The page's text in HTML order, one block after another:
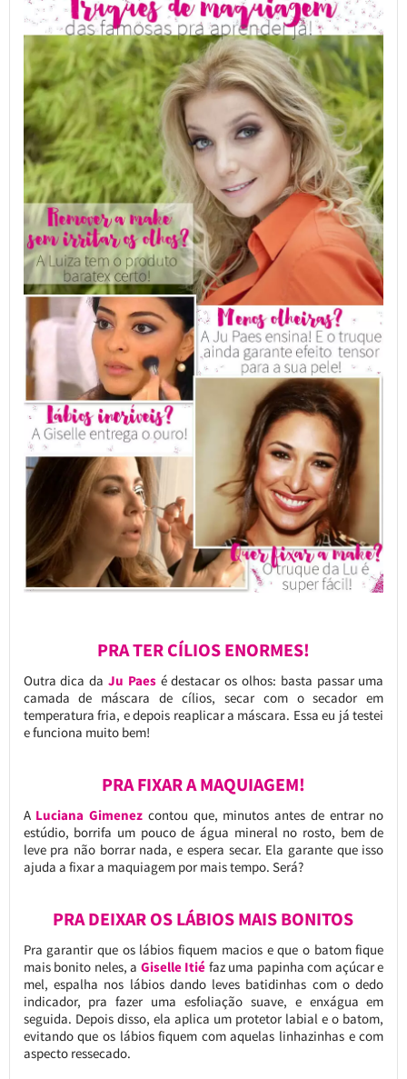
PRA TER CÍLIOS ENORMES!
Outra dica daJu Paesé destacar os olhos: basta passar uma
camada de máscara de cílios, secar com o secador em
temperatura fria, e depois reaplicar a máscara. Essa eu já testei
e funciona muito bem!
PRA FIXAR A MAQUIAGEM!
A Luciana Gimenez contou que, minutos antes de entrar no
estúdio, borrifa um pouco de água mineral no rosto, bem de
leve pra não borrar nada, e espera secar. Ela garante que isso
ajuda a fixar a maquiagem por mais tempo. Será?
PRA DEIXAR OS LÁBIOS MAIS BONITOS
Pra garantir que os lábios fiquem macios e que o batom fique
mais bonito neles, a Giselle Itié faz uma papinha com açúcar e
mel, espalha nos lábios dando leves batidinhas com o dedo
indicador, pra fazer uma esfoliação suave, e enxágua em
seguida. Depois disso, ela aplica um protetor labial e o batom,
evitando que os lábios fiquem com aquelas linhazinhas e com
aspecto ressecado.